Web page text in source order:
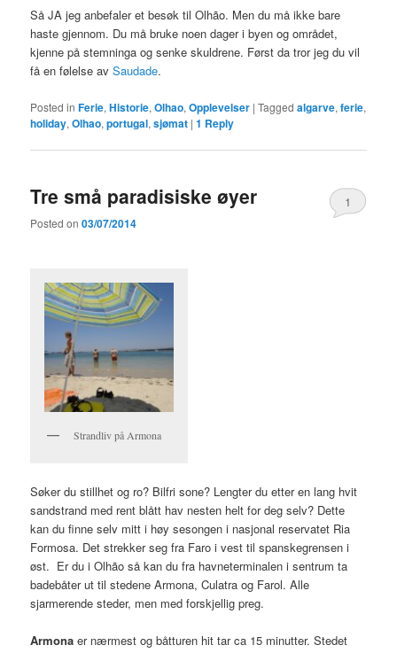
Så JA jeg anbefaler et besøk til Olhão. Men du må ikke bare
haste gjennom. Du må bruke noen dager i byen og området,
kjenne på stemninga og senke skuldrene. Først da tror jeg du vil
få en følelse avSaudade.
Posted in Ferie,Historie,Olhao,Opplevelser |Tagged algarve,ferie,
holiday,Olhao,portugal,sjømat |1 Reply
Tre små paradisiske øyer
Posted on03/07/2014
1
Strandliv på Armona
Søker du stillhet og ro? Bilfri sone? Lengter du etter en lang hvit
sandstrand med rent blått hav nesten helt for deg selv? Dette
kan du finne selv mitt i høy sesongen i nasjonal reservatet Ria
Formosa. Det strekker seg fra Faro i vest til spanskegrensen i
øst. Er du i Olhão så kan du fra havneterminalen i sentrum ta
badebåter ut til stedene Armona, Culatra og Farol. Alle
sjarmerende steder, men med forskjellig preg.
Armona er nærmest og båtturen hit tar ca 15 minutter. Stedet